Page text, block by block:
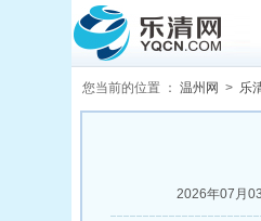
您当前的位置 ： 温州网 > 乐
2026年07月